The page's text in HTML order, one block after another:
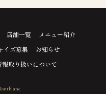
店舗一覧
メニュー紹介
イズ募集
お知らせ
報取り扱いについて